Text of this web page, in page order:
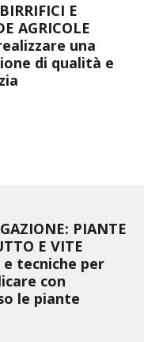
E
AGRICOLE
una
di qualità e
PIANTE
E VITE
tecniche per
con
le piante